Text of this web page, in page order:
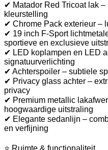
✔ Matador Red Tricoat lak
kleurstelling
✔ Chrome Pack exterieur –
✔ 19 inch F-Sport
sportieve en exclusieve
✔ LED koplampen en LED
signatuurverlichting
✔ Achterspoiler – subtiele
✔ Privacy glass achter –
privacy
✔ Premium metallic
hoogwaardige uitstraling
✔ Elegante sedanlijn –
en verfijning